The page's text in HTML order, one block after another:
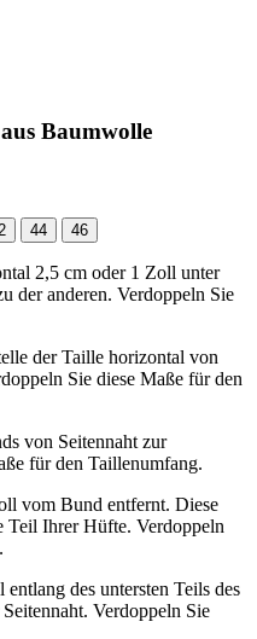
Baumwolle
44 46
2,5 cm oder 1 Zoll unter
der anderen. Verdoppeln Sie
der Taille horizontal von
Sie diese Maße für den
von Seitennaht zur
für den Taillenumfang.
vom Bund entfernt. Diese
Teil Ihrer Hüfte. Verdoppeln
des untersten Teils des
Verdoppeln Sie